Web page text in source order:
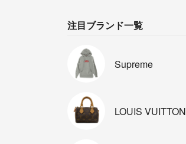
注目ブランド一覧
Supreme
LOUIS VUITTON